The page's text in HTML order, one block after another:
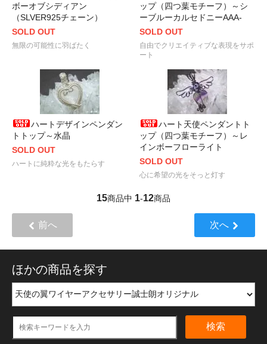
ボーオブシディアン
（SLVER925チェーン）
SOLD OUT
無限の可能性に羽ばたく
ップ（四つ葉モチーフ）～シ
ーブルーカルセドニーAAA-
SOLD OUT
自由でクリエイティブな表現をサポ
ート
ハートデザインペンダン
トトップ～水晶
SOLD OUT
ハートに純粋な光をもたらす
ハート天使ペンダントト
ップ（四つ葉モチーフ）～レ
インボーフローライト
SOLD OUT
心に希望の光をそっと灯す
15商品中 1-12商品
前へ 次へ
ほかの商品を探す
検索